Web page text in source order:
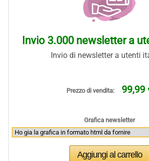
Invio 3.000 newsletter a
Invio di newsletter a utenti
Prezzo di vendita: 99,99
Grafica newsletter